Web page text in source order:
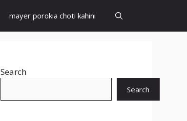
mayer porokia choti kahini
Search
Search